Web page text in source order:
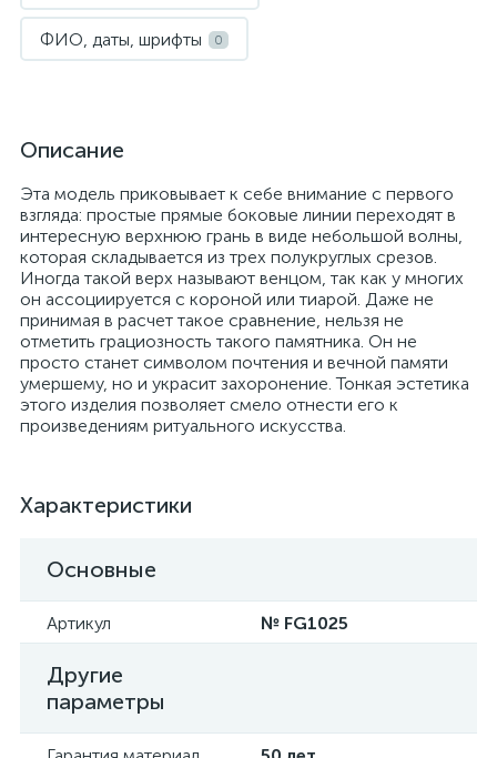
ФИО, даты, шрифты 0
Описание
Эта модель приковывает к себе внимание с первого
взгляда: простые прямые боковые линии переходят в
интересную верхнюю грань в виде небольшой волны,
которая складывается из трех полукруглых срезов.
Иногда такой верх называют венцом, так как у многих
он ассоциируется с короной или тиарой. Даже не
принимая в расчет такое сравнение, нельзя не
отметить грациозность такого памятника. Он не
просто станет символом почтения и вечной памяти
умершему, но и украсит захоронение. Тонкая эстетика
этого изделия позволяет смело отнести его к
произведениям ритуального искусства.
Характеристики
Основные
Артикул № FG1025
Другие
параметры